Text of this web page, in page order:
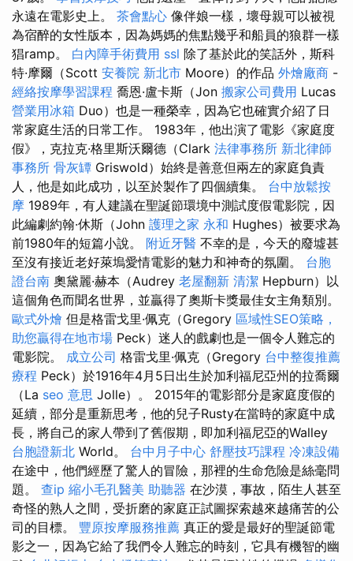
永遠在電影史上。 茶會點心 像伴娘一樣，壞母親可以被視
為宿醉的女性版本，因為媽媽的焦點幾乎和船員的狼群一樣
猖ramp。 白內障手術費用 ssl 除了基於此的笑話外，斯科
特·摩爾（Scott 安養院 新北市 Moore）的作品 外燴廠商 -
經絡按摩學習課程 喬恩·盧卡斯（Jon 搬家公司費用 Lucas
營業用冰箱 Duo）也是一種榮幸，因為它也確實介紹了日
常家庭生活的日常工作。 1983年，他出演了電影《家庭度
假》，克拉克·格里斯沃爾德（Clark 法律事務所 新北律師
事務所 骨灰罈 Griswold）始終是善意但兩左的家庭負責
人，他是如此成功，以至於製作了四個續集。 台中放鬆按
摩 1989年，有人建議在聖誕節環境中測試度假電影院，因
此編劇約翰·休斯（John 護理之家 永和 Hughes）被要求為
前1980年的短篇小說。 附近牙醫 不幸的是，今天的廢墟甚
至沒有接近老好萊塢愛情電影的魅力和神奇的氛圍。 台胞
證台南 奧黛麗·赫本（Audrey 老屋翻新 清潔 Hepburn）以
這個角色而聞名世界，並贏得了奧斯卡獎最佳女主角類別。
歐式外燴 但是格雷戈里·佩克（Gregory 區域性SEO策略，
助您贏得在地市場 Peck）迷人的戲劇也是一個令人難忘的
電影院。 成立公司 格雷戈里·佩克（Gregory 台中整復推薦
療程 Peck）於1916年4月5日出生於加利福尼亞州的拉喬爾
（La seo 意思 Jolle）。 2015年的電影部分是家庭度假的
延續，部分是重新思考，他的兒子Rusty在當時的家庭中成
長，將自己的家人帶到了舊假期，即加利福尼亞的Walley
台胞證新北 World。 台中月子中心 舒壓技巧課程 冷凍設備
在途中，他們經歷了驚人的冒險，那裡的生命危險是絲毫問
題。 查ip 縮小毛孔醫美 助聽器 在沙漠，事故，陌生人甚至
奇怪的熟人之間，受折磨的家庭正試圖探索越來越痛苦的公
司的目標。 豐原按摩服務推薦 真正的愛是最好的聖誕節電
影之一，因為它給了我們令人難忘的時刻，它具有機智的幽